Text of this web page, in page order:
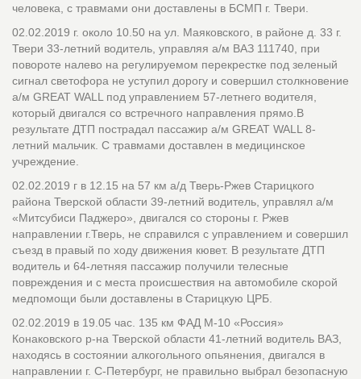
человека, с травмами они доставлены в БСМП г. Твери.
02.02.2019 г. около 10.50 на ул. Маяковского, в районе д. 33 г.
Твери 33-летний водитель, управляя а/м ВАЗ 111740, при
повороте налево на регулируемом перекрестке под зеленый
сигнал светофора не уступил дорогу и совершил столкновение
а/м GREAT WALL под управлением 57-летнего водителя,
который двигался со встречного направления прямо.В
результате ДТП пострадал пассажир а/м GREAT WALL 8-
летний мальчик. С травмами доставлен в медицинское
учреждение.
02.02.2019 г в 12.15 на 57 км а/д Тверь-Ржев Старицкого
района Тверской области 39-летний водитель, управлял а/м
«Митсубиси Паджеро», двигался со стороны г. Ржев
направлении г.Тверь, не справился с управлением и совершил
съезд в правый по ходу движения кювет. В результате ДТП
водитель и 64-летняя пассажир получили телесные
повреждения и с места происшествия на автомобиле скорой
медпомощи были доставлены в Старицкую ЦРБ.
02.02.2019 в 19.05 час. 135 км ФАД М-10 «Россия»
Конаковского р-на Тверской области 41-летний водитель ВАЗ,
находясь в состоянии алкогольного опьянения, двигался в
направлении г. С-Петербург, не правильно выбрал безопасную